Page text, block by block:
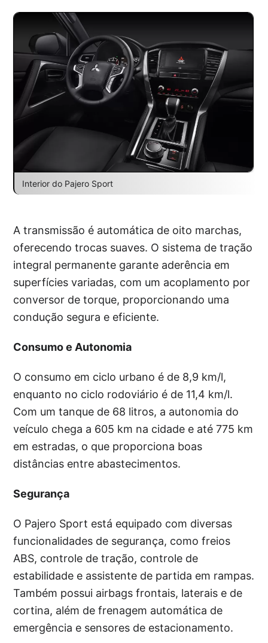
Interior do Pajero Sport
A transmissão é automática de oito marchas,
oferecendo trocas suaves. O sistema de tração
integral permanente garante aderência em
superfícies variadas, com um acoplamento por
conversor de torque, proporcionando uma
condução segura e eficiente.
Consumo e Autonomia
O consumo em ciclo urbano é de 8,9 km/l,
enquanto no ciclo rodoviário é de 11,4 km/l.
Com um tanque de 68 litros, a autonomia do
veículo chega a 605 km na cidade e até 775 km
em estradas, o que proporciona boas
distâncias entre abastecimentos.
Segurança
O Pajero Sport está equipado com diversas
funcionalidades de segurança, como freios
ABS, controle de tração, controle de
estabilidade e assistente de partida em rampas.
Também possui airbags frontais, laterais e de
cortina, além de frenagem automática de
emergência e sensores de estacionamento.